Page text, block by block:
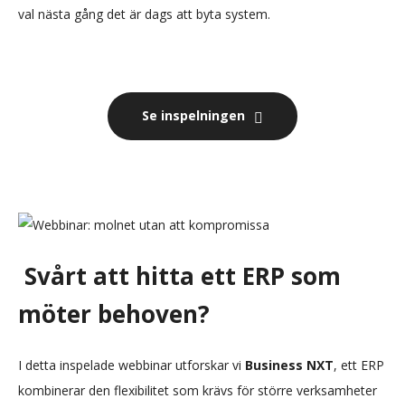
val nästa gång det är dags att byta system.
Se inspelningen
Svårt att hitta ett ERP som
möter behoven?
I detta inspelade webbinar utforskar vi Business NXT, ett ERP
kombinerar den flexibilitet som krävs för större verksamheter